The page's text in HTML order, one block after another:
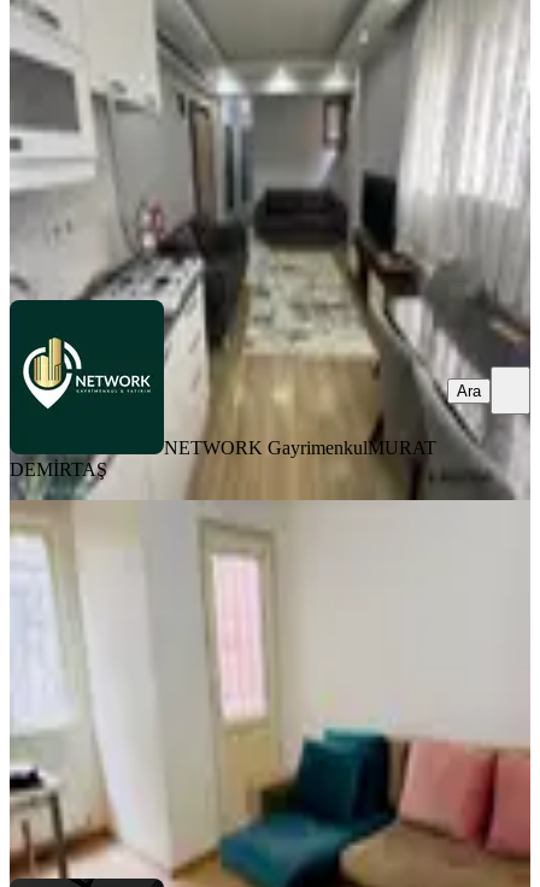
Şişli, Kuştepe Mahallesi
2+1
·65 m² Yüksek giriş ·
3.400.000 ₺Geri Dönüş: 10 yıl
NETWORK GayrimenkulMURAT DEMİRTAŞ
NETWORK GayrimenkulMURAT
DEMİRTAŞ
Ara
MANZARALI
Mecidiyeköyde Bahçe Kullanımlı,
İskanlı, 25000tl Kiracılı 2+1
Exper Gayrimenkul Danışmanlık Mustafa Taşdemir
Ara